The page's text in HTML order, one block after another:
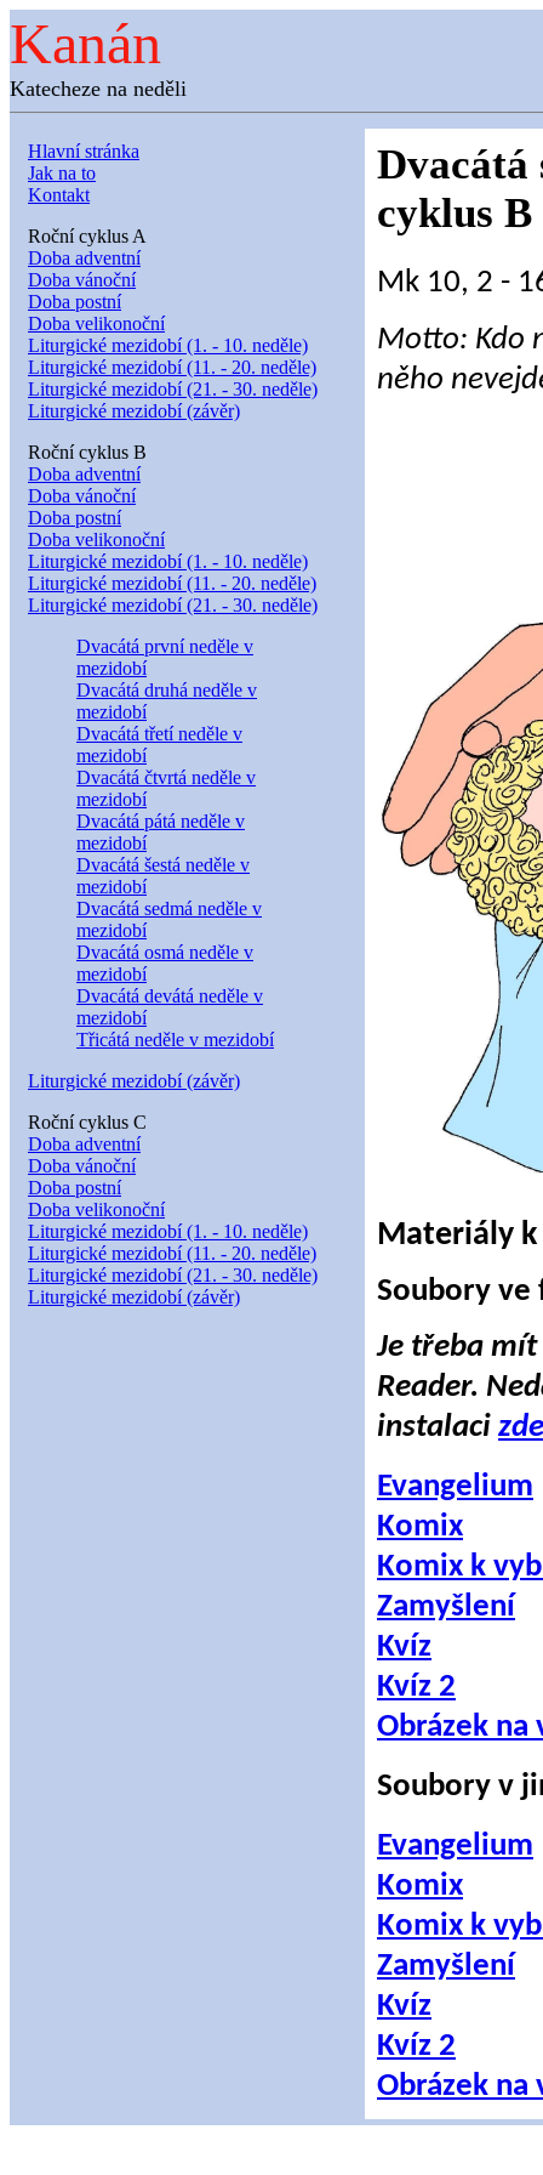
Kanán
Katecheze na neděli
Hlavní stránka
Jak na to
Kontakt
Roční cyklus A
Doba adventní
Doba vánoční
Doba postní
Doba velikonoční
Liturgické mezidobí (1. - 10. neděle)
Liturgické mezidobí (11. - 20. neděle)
Liturgické mezidobí (21. - 30. neděle)
Liturgické mezidobí (závěr)
Roční cyklus B
Doba adventní
Doba vánoční
Doba postní
Doba velikonoční
Liturgické mezidobí (1. - 10. neděle)
Liturgické mezidobí (11. - 20. neděle)
Liturgické mezidobí (21. - 30. neděle)
Dvacátá první neděle v
mezidobí
Dvacátá druhá neděle v
mezidobí
Dvacátá třetí neděle v
mezidobí
Dvacátá čtvrtá neděle v
mezidobí
Dvacátá pátá neděle v
mezidobí
Dvacátá šestá neděle v
mezidobí
Dvacátá sedmá neděle v
mezidobí
Dvacátá osmá neděle v
mezidobí
Dvacátá devátá neděle v
mezidobí
Třicátá neděle v mezidobí
Liturgické mezidobí (závěr)
Roční cyklus C
Doba adventní
Doba vánoční
Doba postní
Doba velikonoční
Liturgické mezidobí (1. - 10. neděle)
Liturgické mezidobí (11. - 20. neděle)
Liturgické mezidobí (21. - 30. neděle)
Liturgické mezidobí (závěr)
Dvacátá
cyklus B
Mk 10, 2 -
Motto: Kdo
něho
Materiály k
Soubory ve
Je třeba
Reader.
instalaci zde
Evangelium
Komix
Komix k
Zamyšlení
Kvíz
Kvíz 2
Obrázek na
Soubory v
Evangelium
Komix
Komix k
Zamyšlení
Kvíz
Kvíz 2
Obrázek na